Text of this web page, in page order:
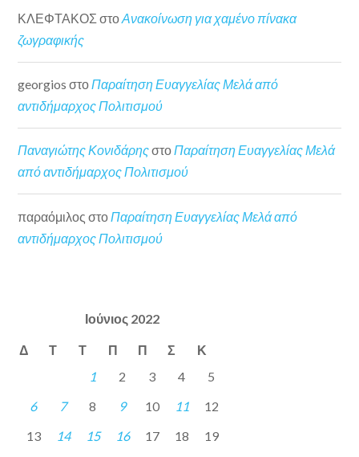
ΚΛΕΦΤΑΚΟΣ στοΑνακοίνωση για χαμένο πίνακα
ζωγραφικής
georgios στοΠαραίτηση Ευαγγελίας Μελά από
αντιδήμαρχος Πολιτισμού
Παναγιώτης ΚονιδάρηςστοΠαραίτηση Ευαγγελίας Μελά
από αντιδήμαρχος Πολιτισμού
παραόμιλος στο Παραίτηση Ευαγγελίας Μελά από
αντιδήμαρχος Πολιτισμού
Ιούνιος 2022
Δ Τ Τ Π Π Σ Κ
1 2 3 4
5
6
7 8 9 10 11
12
13
14 15 16 17 18
19